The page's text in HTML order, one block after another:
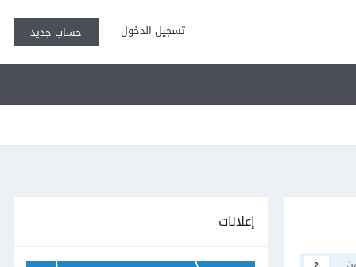
تسجيل الدخول حساب جديد
إعلانات